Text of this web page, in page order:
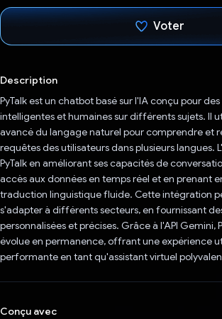
Voter
Description
PyTalk est un chatbot basé sur l'IA conçu pour
intelligentes et humaines sur différents sujets. Il
avancé du langage naturel pour comprendre et
requêtes des utilisateurs dans plusieurs langues.
PyTalk en améliorant ses capacités de
accès aux données en temps réel et en prenant
traduction linguistique fluide. Cette intégration
s'adapter à différents secteurs, en fournissant
personnalisées et précises. Grâce à l'API Gemini,
évolue en permanence, offrant une expérience
performante en tant qu'assistant virtuel
Conçu avec